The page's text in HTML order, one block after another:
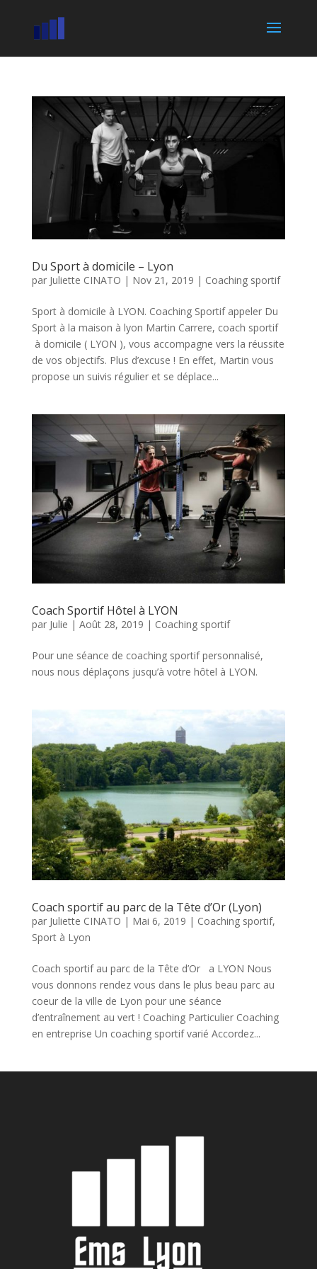
Du Sport à domicile – Lyon
par Juliette CINATO | Nov 21, 2019 | Coaching sportif
Sport à domicile à LYON. Coaching Sportif appeler Du
Sport à la maison à lyon Martin Carrere, coach sportif
à domicile ( LYON ), vous accompagne vers la réussite
de vos objectifs. Plus d’excuse ! En effet, Martin vous
propose un suivis régulier et se déplace...
Coach Sportif Hôtel à LYON
par Julie | Août 28, 2019 | Coaching sportif
Pour une séance de coaching sportif personnalisé,
nous nous déplaçons jusqu’à votre hôtel à LYON.
Coach sportif au parc de la Tête d’Or (Lyon)
par Juliette CINATO | Mai 6, 2019 | Coaching sportif,
Sport à Lyon
Coach sportif au parc de la Tête d’Or a LYON Nous
vous donnons rendez vous dans le plus beau parc au
coeur de la ville de Lyon pour une séance
d’entraînement au vert ! Coaching Particulier Coaching
en entreprise Un coaching sportif varié Accordez...